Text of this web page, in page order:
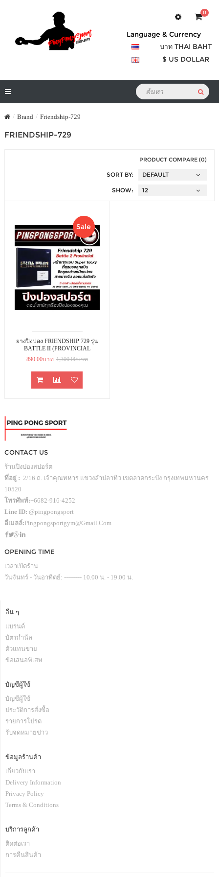
0
Language & Currency
บาท THAI BAHT
$ US DOLLAR
Brand Friendship-729
FRIENDSHIP-729
PRODUCT COMPARE (0)
SORT BY:
SHOW:
Sale
ยางปิงปอง FRIENDSHIP 729 รุ่น
BATTLE II (PROVINCIAL
VERSION)
890.00บาท 1,300.00บาท
CONTACT US
ร้านปิงปองสปอร์ต
ที่อยู่ : 2/16 ถ. เจ้าคุณทหาร แขวงลำปลาทิว เขตลาดกระบัง กรุงเทพมหานคร
10520
โทรศัพท์:+6682-916-4252
Line ID: @pingpongsport
อีเมลล์:Pingpongsportgym@gmail.com
OPENING TIME
เวลาเปิดร้าน
วันจันทร์ - วันอาทิตย์: --------- 10.00 น. - 19.00 น.
อื่น ๆ
แบรนด์
บัตรกำนัล
ตัวแทนขาย
ข้อเสนอพิเสษ
บัญชีผู้ใช้
บัญชีผู้ใช้
ประวัติการสั่งซื้อ
รายการโปรด
รับจดหมายข่าว
ข้อมูลร้านค้า
เกี่ยวกับเรา
Delivery Information
Privacy Policy
Terms & Conditions
บริการลูกค้า
ติดต่อเรา
การคืนสินค้า